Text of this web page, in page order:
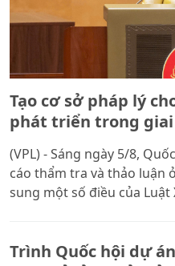
Tạo cơ sở pháp lý
phát triển trong
(VPL) - Sáng ngày 5/8,
cáo thẩm tra và thảo luận
sung một số điều của Luật
Trình Quốc hội dự